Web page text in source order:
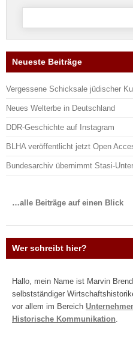
Suche
Neueste Beiträge
Vergessene Schicksale jüdischer
Neues Welterbe in Deutschland
DDR-Geschichte auf Instagram
BLHA veröffentlicht jetzt Open
Bundesarchiv übernimmt Stasi-
…alle Beiträge auf einen Blick
Wer schreibt hier?
Hallo, mein Name ist Marvin
selbstständiger
vor allem im Bereich
Historische Kommunikation